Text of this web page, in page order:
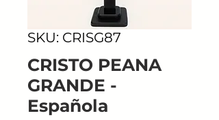
SKU: CRISG87
CRISTO PEANA
GRANDE -
Española